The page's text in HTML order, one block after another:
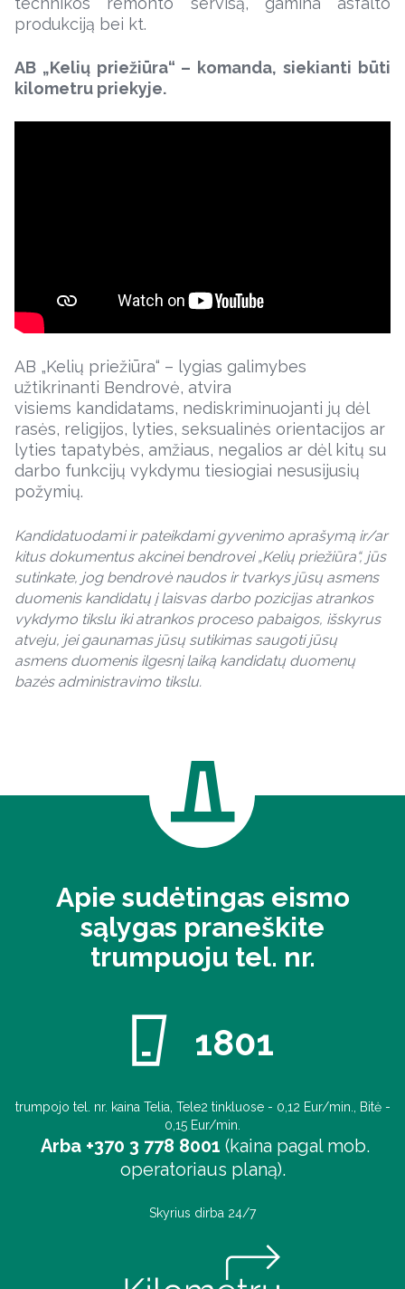
produkciją bei kt.
AB „Kelių priežiūra“ – komanda, siekianti būti
kilometru priekyje.
AB „Kelių priežiūra“ – lygias galimybes
užtikrinanti Bendrovė, atvira
visiems kandidatams, nediskriminuojanti jų dėl
rasės, religijos, lyties, seksualinės orientacijos ar
lyties tapatybės, amžiaus, negalios ar dėl kitų su
darbo funkcijų vykdymu tiesiogiai nesusijusių
požymių.
Kandidatuodami ir pateikdami gyvenimo aprašymą ir/ar
kitus dokumentus akcinei bendrovei „Kelių priežiūra“, jūs
sutinkate, jog bendrovė naudos ir tvarkys jūsų asmens
duomenis kandidatų į laisvas darbo pozicijas atrankos
vykdymo tikslu iki atrankos proceso pabaigos, išskyrus
atveju, jei gaunamas jūsų sutikimas saugoti jūsų
asmens duomenis ilgesnį laiką kandidatų duomenų
bazės administravimo tikslu.
Apie sudėtingas eismo
sąlygas praneškite
trumpuoju tel. nr.
1801
trumpojo tel. nr. kaina Telia, Tele2 tinkluose - 0,12 Eur/min., Bitė -
0,15 Eur/min.
Arba +370 3 778 8001 (kaina pagal mob.
operatoriaus planą).
Skyrius dirba 24/7